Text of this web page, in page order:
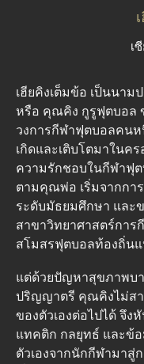
เ
เฮียคิงเต็มข้อ เป็นนา
หรือ คุณคิง กูรูฟุตบอล
วงการกีฬาฟุตบอลคนห
เกิดและเติบโตมาในค
ความรักชอบในกีฬาฟุ
ตามคุณพ่อ เริ่มจากกา
ระดับมัธยมศึกษา และ
สาขาวิทยาศาสตร์การ
สโมสรฟุตบอลท้องถิ่นแ
แต่ด้วยปัญหาสุขภาพบา
ปริญญาตรี คุณคิงไม่ส
ของตัวเองต่อไปได้ จึง
แทคติก กลยุทธ์ และข้อ
ตัวเองจากนักกีฬามาสู่